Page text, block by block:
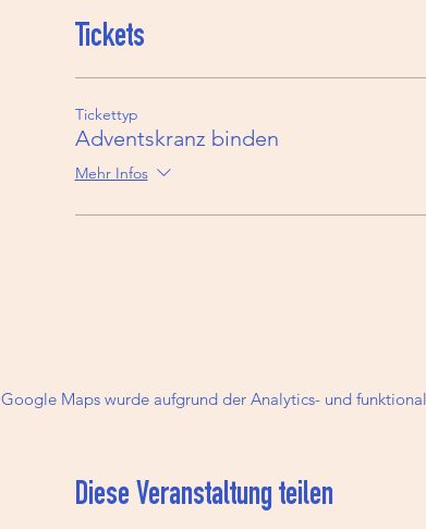
Tickets
Tickettyp
Adventskranz binden
Mehr Infos
Google Maps wurde aufgrund der Analytics- und
Diese Veranstaltung teilen